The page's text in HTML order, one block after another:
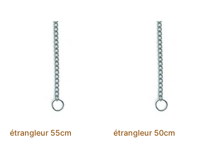
étrangleur 55cm étrangleur 50cm